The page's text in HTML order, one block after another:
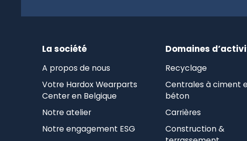
La société
A propos de nous
Votre Hardox Wearparts
Center en Belgique
Notre atelier
Notre engagement ESG
Domaines
Recyclage
Centrales à ciment
béton
Carrières
Construction &